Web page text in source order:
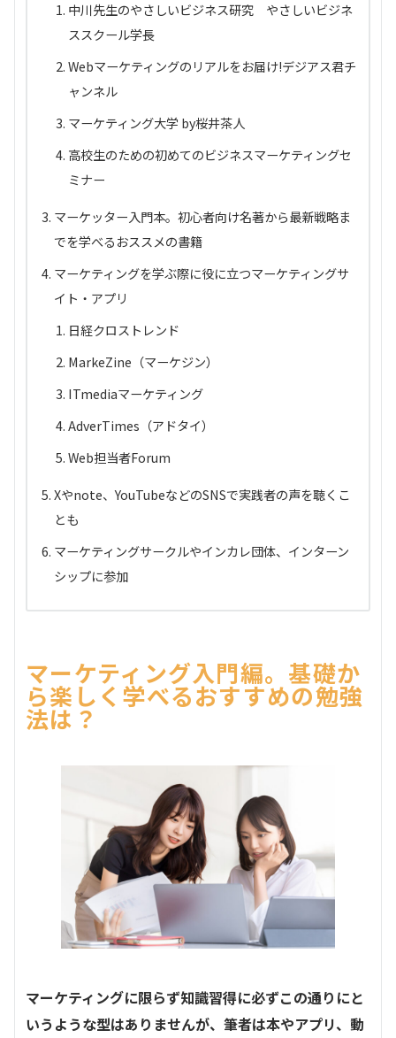
中川先生のやさしいビジネス研究 やさしいビジネ
ススクール学長
Webマーケティングのリアルをお届け!デジアス君チ
ャンネル
マーケティング大学 by桜井茶人
高校生のための初めてのビジネスマーケティングセ
ミナー
マーケッター入門本。初心者向け名著から最新戦略ま
でを学べるおススメの書籍
マーケティングを学ぶ際に役に立つマーケティングサ
イト・アプリ
日経クロストレンド
MarkeZine（マーケジン）
ITmediaマーケティング
AdverTimes（アドタイ）
Web担当者Forum
Xやnote、YouTubeなどのSNSで実践者の声を聴くこ
とも
マーケティングサークルやインカレ団体、インターン
シップに参加
マーケティング入門編。基礎か
ら楽しく学べるおすすめの勉強
法は？
マーケティングに限らず知識習得に必ずこの通りにと
いうような型はありませんが、筆者は本やアプリ、動